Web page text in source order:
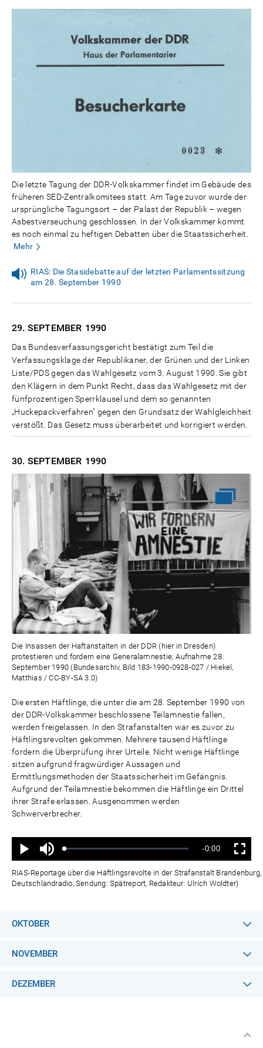
Die letzte Tagung der DDR-Volkskammer findet im Gebäude des
früheren SED-Zentralkomitees statt. Am Tage zuvor wurde der
ursprüngliche Tagungsort – der Palast der Republik – wegen
Asbestverseuchung geschlossen. In der Volkskammer kommt
es noch einmal zu heftigen Debatten über die Staatssicherheit.
Mehr
RIAS: Die Stasidebatte auf der letzten Parlamentssitzung
am 28. September 1990
29. SEPTEMBER 1990
Das Bundesverfassungsgericht bestätigt zum Teil die
Verfassungsklage der Republikaner, der Grünen und der Linken
Liste/PDS gegen das Wahlgesetz vom 3. August 1990. Sie gibt
den Klägern in dem Punkt Recht, dass das Wahlgesetz mit der
fünfprozentigen Sperrklausel und dem so genannten
„Huckepackverfahren" gegen den Grundsatz der Wahlgleichheit
verstößt. Das Gesetz muss überarbeitet und korrigiert werden.
30. SEPTEMBER 1990
Die Insassen der Haftanstalten in der DDR (hier in Dresden)
protestieren und fordern eine Generalamnestie; Aufnahme 28.
September 1990 (Bundesarchiv, Bild 183-1990-0928-027 / Hiekel,
Matthias / CC-BY-SA 3.0)
Die ersten Häftlinge, die unter die am 28. September 1990 von
der DDR-Volkskammer beschlossene Teilamnestie fallen,
werden freigelassen. In den Strafanstalten war es zuvor zu
Häftlingsrevolten gekommen. Mehrere tausend Häftlinge
fordern die Überprüfung ihrer Urteile. Nicht wenige Häftlinge
sitzen aufgrund fragwürdiger Aussagen und
Ermittlungsmethoden der Staatssicherheit im Gefängnis.
Aufgrund der Teilamnestie bekommen die Häftlinge ein Drittel
ihrer Strafe erlassen. Ausgenommen werden
Schwerverbrecher.
Wiedergabe
Ton
aus
Geladen:
Status:
Verbleibende
Zeit
-0:00 Vollbild
RIAS-Reportage über die Häftlingsrevolte in der Strafanstalt
Deutschlandradio, Sendung: Spätreport, Redakteur: Ulrich Woldter)
OKTOBER
NOVEMBER
DEZEMBER